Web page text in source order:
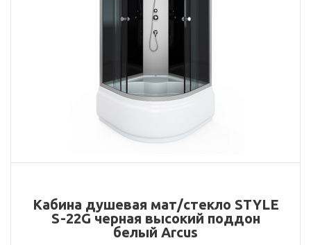
Кабина душевая мат/стекло STYLE
S-22G черная высокий поддон
белый Arcus